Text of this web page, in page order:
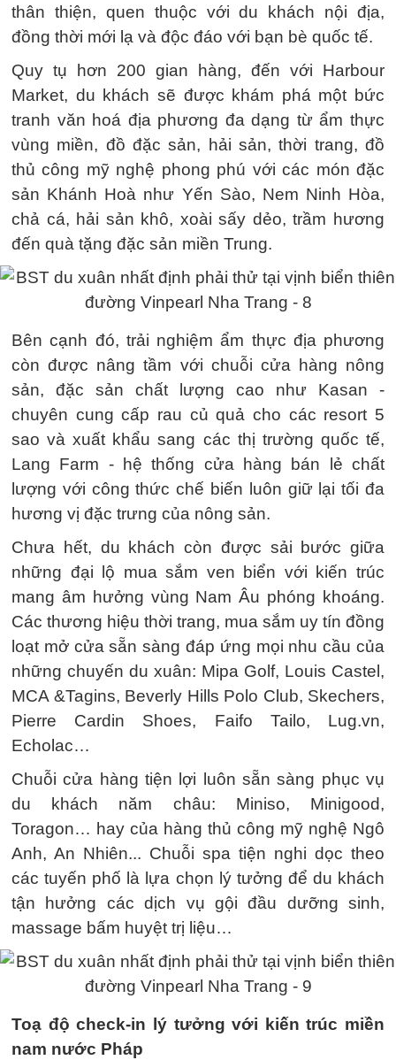
thân thiện, quen thuộc với du khách nội địa,
đồng thời mới lạ và độc đáo với bạn bè quốc tế.
Quy tụ hơn 200 gian hàng, đến với Harbour
Market, du khách sẽ được khám phá một bức
tranh văn hoá địa phương đa dạng từ ẩm thực
vùng miền, đồ đặc sản, hải sản, thời trang, đồ
thủ công mỹ nghệ phong phú với các món đặc
sản Khánh Hoà như Yến Sào, Nem Ninh Hòa,
chả cá, hải sản khô, xoài sấy dẻo, trầm hương
đến quà tặng đặc sản miền Trung.
Bên cạnh đó, trải nghiệm ẩm thực địa phương
còn được nâng tầm với chuỗi cửa hàng nông
sản, đặc sản chất lượng cao như Kasan -
chuyên cung cấp rau củ quả cho các resort 5
sao và xuất khẩu sang các thị trường quốc tế,
Lang Farm - hệ thống cửa hàng bán lẻ chất
lượng với công thức chế biến luôn giữ lại tối đa
hương vị đặc trưng của nông sản.
Chưa hết, du khách còn được sải bước giữa
những đại lộ mua sắm ven biển với kiến trúc
mang âm hưởng vùng Nam Âu phóng khoáng.
Các thương hiệu thời trang, mua sắm uy tín đồng
loạt mở cửa sẵn sàng đáp ứng mọi nhu cầu của
những chuyến du xuân: Mipa Golf, Louis Castel,
MCA &Tagins, Beverly Hills Polo Club, Skechers,
Pierre Cardin Shoes, Faifo Tailo, Lug.vn,
Echolac…
Chuỗi cửa hàng tiện lợi luôn sẵn sàng phục vụ
du khách năm châu: Miniso, Minigood,
Toragon… hay của hàng thủ công mỹ nghệ Ngô
Anh, An Nhiên... Chuỗi spa tiện nghi dọc theo
các tuyến phố là lựa chọn lý tưởng để du khách
tận hưởng các dịch vụ gội đầu dưỡng sinh,
massage bấm huyệt trị liệu…
Toạ độ check-in lý tưởng với kiến trúc miền
nam nước Pháp